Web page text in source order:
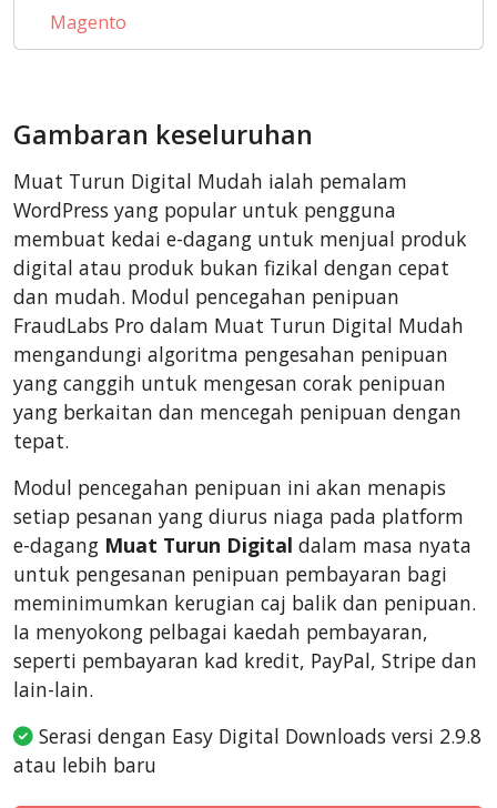
Magento
PrestaShop
AbanteCart
LiteCart
ZenCart
PinnacleCart
FoxyCart
nopCommerce
Ecwid by Lightspeed
WISECP
ThirtyBees
Shopware
Sylius
Gambaran keseluruhan
Muat Turun Digital Mudah ialah pemalam
WordPress yang popular untuk pengguna
membuat kedai e-dagang untuk menjual produk
digital atau produk bukan fizikal dengan cepat
dan mudah. Modul pencegahan penipuan
FraudLabs Pro dalam Muat Turun Digital Mudah
mengandungi algoritma pengesahan penipuan
yang canggih untuk mengesan corak penipuan
yang berkaitan dan mencegah penipuan dengan
tepat.
Modul pencegahan penipuan ini akan menapis
setiap pesanan yang diurus niaga pada platform
e-dagang Muat Turun Digital dalam masa nyata
untuk pengesanan penipuan pembayaran bagi
meminimumkan kerugian caj balik dan penipuan.
Ia menyokong pelbagai kaedah pembayaran,
seperti pembayaran kad kredit, PayPal, Stripe dan
lain-lain.
Serasi dengan Easy Digital Downloads versi 2.9.8
atau lebih baru